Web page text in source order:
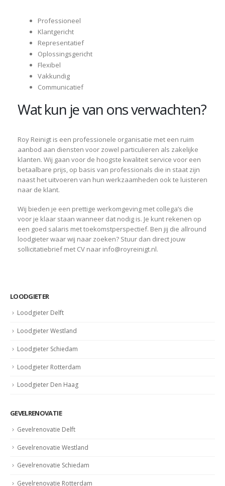
Professioneel
Klantgericht
Representatief
Oplossingsgericht
Flexibel
Vakkundig
Communicatief
Wat kun je van ons verwachten?
Roy Reinigt is een professionele organisatie met een ruim
aanbod aan diensten voor zowel particulieren als zakelijke
klanten. Wij gaan voor de hoogste kwaliteit service voor een
betaalbare prijs, op basis van professionals die in staat zijn
naast het uitvoeren van hun werkzaamheden ook te luisteren
naar de klant.
Wij bieden je een prettige werkomgeving met collega’s die
voor je klaar staan wanneer dat nodig is. Je kunt rekenen op
een goed salaris met toekomstperspectief. Ben jij die allround
loodgieter waar wij naar zoeken? Stuur dan direct jouw
sollicitatiebrief met CV naar info@royreinigt.nl.
LOODGIETER
Loodgieter Delft
Loodgieter Westland
Loodgieter Schiedam
Loodgieter Rotterdam
Loodgieter Den Haag
GEVELRENOVATIE
Gevelrenovatie Delft
Gevelrenovatie Westland
Gevelrenovatie Schiedam
Gevelrenovatie Rotterdam